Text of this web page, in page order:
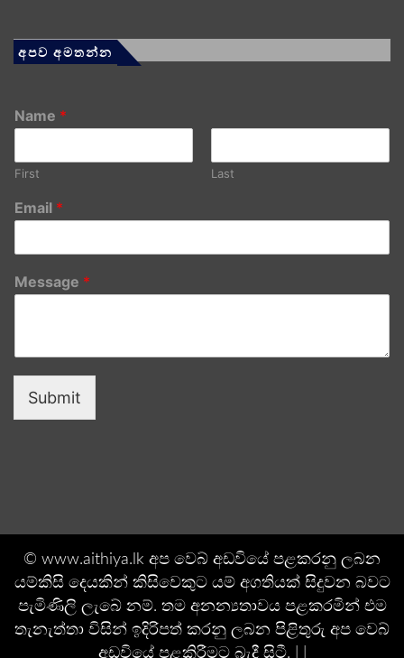
අපව අමතන්න
Name *
First Last
Email *
Message *
Submit
© www.aithiya.lk අප වෙබ් අඩවියේ පළකරනු ලබන
යම්කිසි දෙයකින් කිසිවෙකුට යම් අගතියක් සිදුවන බවට
පැමිණිලි ලැබේ නම්. තම අනන්‍යතාවය පළකරමින් එම
තැනැත්තා විසින් ඉදිරිපත් කරනු ලබන පිළිතුරු අප වෙබ්
අඩවියේ පළකිරීමට බැදී සිටී. | |